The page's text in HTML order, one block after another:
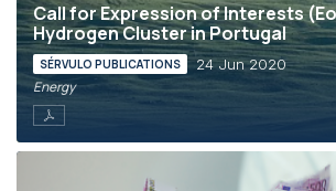
Call for Expression of Interests
Hydrogen Cluster in Portugal
SÉRVULO PUBLICATIONS 24 Jun 2020
Energy